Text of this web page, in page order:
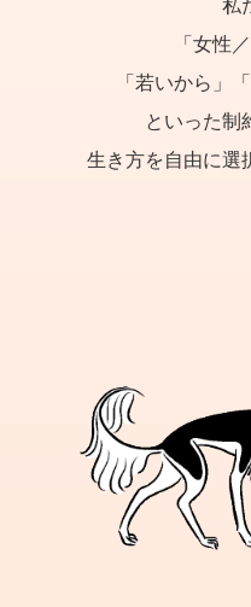
私
「女性
「若いから」
といった制
生き方を自由に選